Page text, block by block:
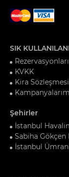
SIK
KVKK
Kira Sözleşmesi
Şehirler
İstanbul
Sabiha Gökçen
İstanbul